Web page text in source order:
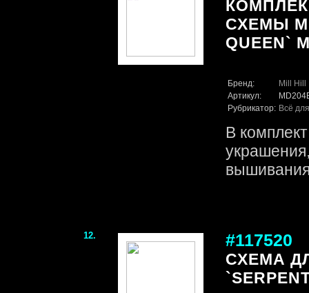
СХЕМЫ
QUEEN`
Бренд:
Mill Hill
Артикул:
Рубрикатор: Всё
В
12. #117520
СХЕМА